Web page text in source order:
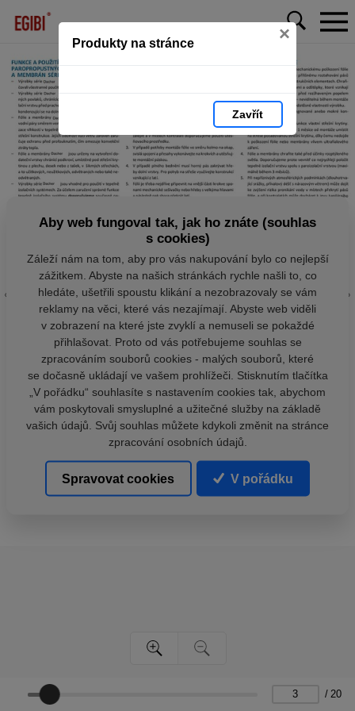
Produkty na stránce ×
Zavřít
/ 20
Aby web fungoval tak, jak ho znáte (souhlas
s cookies)
Záleží nám na tom, aby pro vás nakupování bylo co nejlepší
zážitkem. Abyste na našich stránkách rychle našli to, co
hledáte, ušetřili spoustu klikání a nezobrazovaly se vám
reklamy na věci, které vás nezajímají. Abyste web viděli
v zobrazení na které jste zvyklí a nemuseli se pokaždé
přihlašovat. Proto od vás potřebujeme souhlas se
zpracováním souborů cookies - malých souborů, které
se dočasně ukládají ve vašem prohlížeči. Stisknutím tlačítka
„V pořádku“ souhlasíte s nastavením cookies tak, abychom
vám poskytovali smysluplné a užitečné služby na základě
vašich údajů. Svůj souhlas můžete kdykoli změnit na stránce
zpracování osobních údajů.
Spravovat cookies V pořádku